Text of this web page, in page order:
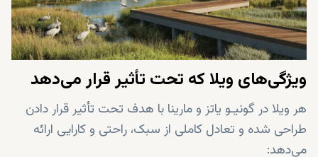
ویژگی‌های ویلا که تحت تأثیر قرار می‌دهد
هر ویلا در گونیـو یاتز و مارینا با هدف تحت تأثیر قرار دادن
طراحی شده و تعادل کاملی از سبک، راحتی و کارایی ارائه
می‌دهد: